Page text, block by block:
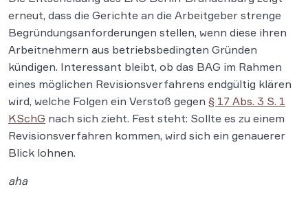
erneut, dass die Gerichte an die Arbeitgeber strenge
Begründungsanforderungen stellen, wenn diese ihren
Arbeitnehmern aus betriebsbedingten Gründen
kündigen. Interessant bleibt, ob das BAG im Rahmen
eines möglichen Revisionsverfahrens endgültig klären
wird, welche Folgen ein Verstoß gegen § 17 Abs. 3 S. 1
KSchG nach sich zieht. Fest steht: Sollte es zu einem
Revisionsverfahren kommen, wird sich ein genauerer
Blick lohnen.
aha